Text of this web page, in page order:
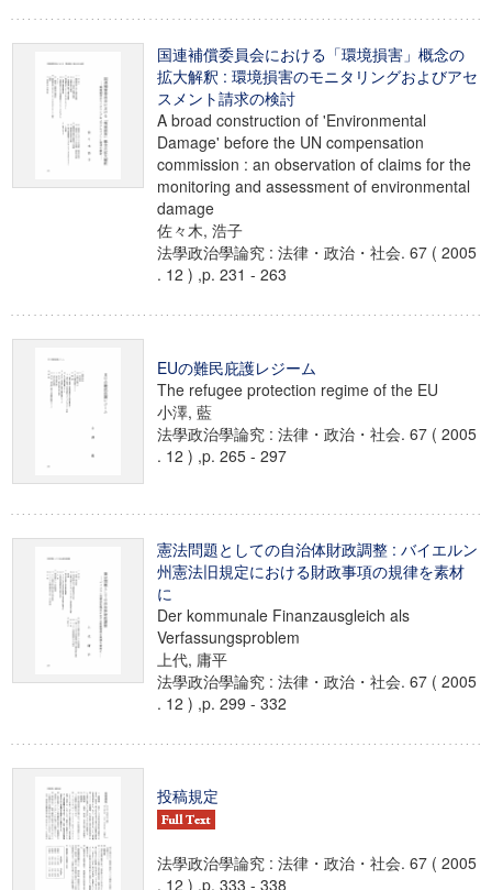
国連補償委員会における「環境損害」概念の
拡大解釈 : 環境損害のモニタリングおよびアセ
スメント請求の検討
A broad construction of 'Environmental
Damage' before the UN compensation
commission : an observation of claims for the
monitoring and assessment of environmental
damage
佐々木, 浩子
法學政治學論究 : 法律・政治・社会. 67 ( 2005
. 12 ) ,p. 231 - 263
EUの難民庇護レジーム
The refugee protection regime of the EU
小澤, 藍
法學政治學論究 : 法律・政治・社会. 67 ( 2005
. 12 ) ,p. 265 - 297
憲法問題としての自治体財政調整 : バイエルン
州憲法旧規定における財政事項の規律を素材
に
Der kommunale Finanzausgleich als
Verfassungsproblem
上代, 庸平
法學政治學論究 : 法律・政治・社会. 67 ( 2005
. 12 ) ,p. 299 - 332
投稿規定
法學政治學論究 : 法律・政治・社会. 67 ( 2005
. 12 ) ,p. 333 - 338